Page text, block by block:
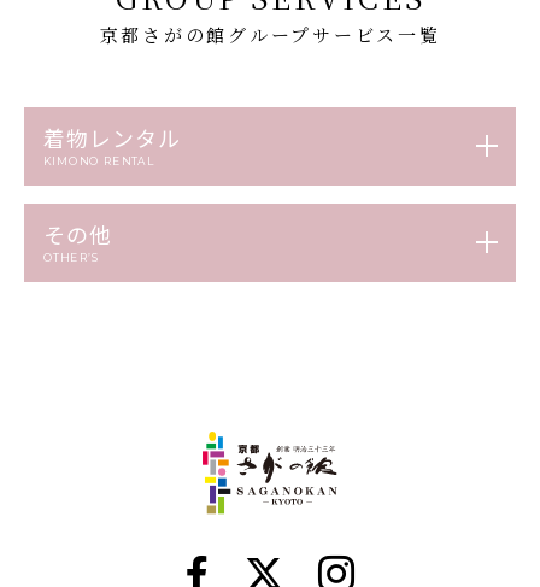
京都さがの館グループサービス一覧
着物レンタル
KIMONO RENTAL
その他
OTHER’S